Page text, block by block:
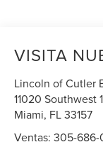
VISITA
Lincoln of Cutler
11020 Southwest
Miami, FL33157
Ventas:305-686-